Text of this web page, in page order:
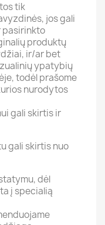
tik
jos gali
pasirinkto
produktų
ir/ar bet
ypatybių
todėl prašome
nurodytos
gali skirtis ir
gali skirtis nuo
dėl
į specialią